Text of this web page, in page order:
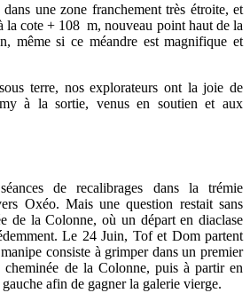
une zone franchement très étroite, et
la cote + 108 m, nouveau point haut de la
même si ce méandre est magnifique et
terre, nos explorateurs ont la joie de
à la sortie, venus en soutien et aux
de recalibrages dans la trémie
Oxéo. Mais une question restait sans
de la Colonne, où un départ en diaclase
Le 24 Juin, Tof et Dom partent
consiste à grimper dans un premier
de la Colonne, puis à partir en
afin de gagner la galerie vierge.